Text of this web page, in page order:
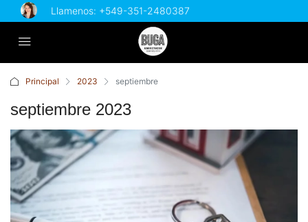
Llamenos: +549-351-2480387
Principal 2023 septiembre
septiembre 2023